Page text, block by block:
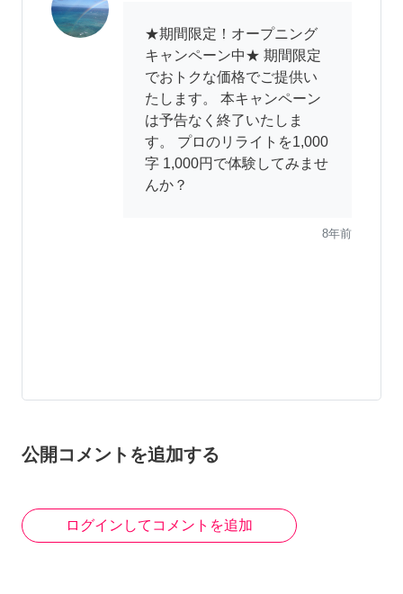
★期間限定！オープニング
キャンペーン中★ 期間限定
でおトクな価格でご提供い
たします。 本キャンペーン
は予告なく終了いたしま
す。 プロのリライトを1,000
字 1,000円で体験してみませ
んか？
8年前
公開コメントを追加する
ログインしてコメントを追加